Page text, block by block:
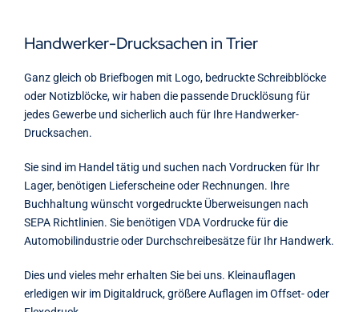
Handwerker-Drucksachen in Trier
Ganz gleich ob Briefbogen mit Logo, bedruckte Schreibblöcke
oder Notizblöcke, wir haben die passende Drucklösung für
jedes Gewerbe und sicherlich auch für Ihre Handwerker-
Drucksachen.
Sie sind im Handel tätig und suchen nach Vordrucken für Ihr
Lager, benötigen Lieferscheine oder Rechnungen. Ihre
Buchhaltung wünscht vorgedruckte Überweisungen nach
SEPA Richtlinien. Sie benötigen VDA Vordrucke für die
Automobilindustrie oder Durchschreibesätze für Ihr Handwerk.
Dies und vieles mehr erhalten Sie bei uns. Kleinauflagen
erledigen wir im Digitaldruck, größere Auflagen im Offset- oder